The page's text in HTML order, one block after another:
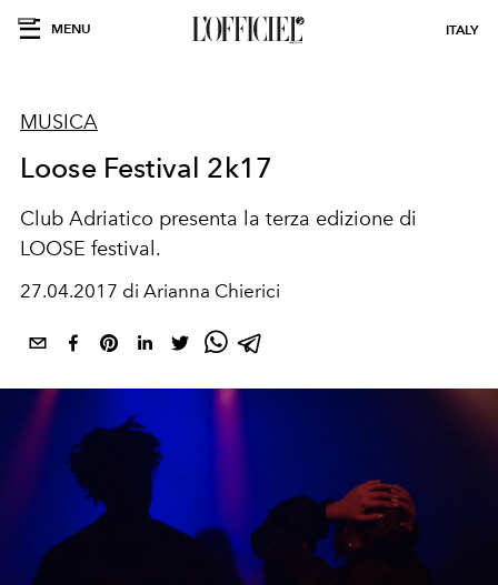
MENU ITALY
MUSICA
Loose Festival 2k17
Club Adriatico presenta la terza edizione di
LOOSE festival.
27.04.2017 di Arianna Chierici